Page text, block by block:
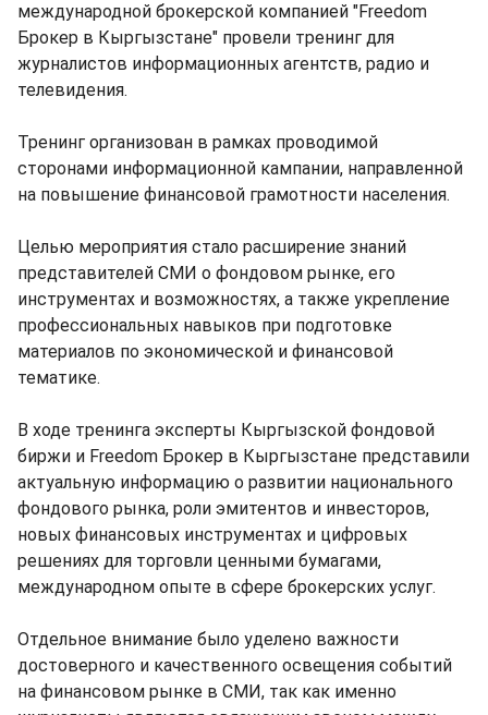
международной брокерской компанией "Freedom
Брокер в Кыргызстане" провели тренинг для
журналистов информационных агентств, радио и
телевидения.
Тренинг организован в рамках проводимой
сторонами информационной кампании, направленной
на повышение финансовой грамотности населения.
Целью мероприятия стало расширение знаний
представителей СМИ о фондовом рынке, его
инструментах и возможностях, а также укрепление
профессиональных навыков при подготовке
материалов по экономической и финансовой
тематике.
В ходе тренинга эксперты Кыргызской фондовой
биржи и Freedom Брокер в Кыргызстане представили
актуальную информацию о развитии национального
фондового рынка, роли эмитентов и инвесторов,
новых финансовых инструментах и цифровых
решениях для торговли ценными бумагами,
международном опыте в сфере брокерских услуг.
Отдельное внимание было уделено важности
достоверного и качественного освещения событий
на финансовом рынке в СМИ, так как именно